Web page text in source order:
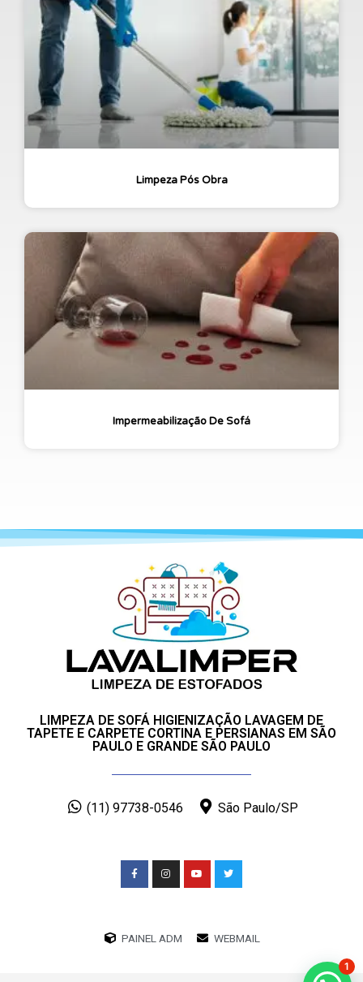
Limpeza Pós Obra
Impermeabilização De Sofá
LIMPEZA DE SOFÁ HIGIENIZAÇÃO LAVAGEM DE
TAPETE E CARPETE CORTINA E PERSIANAS EM SÃO
PAULO E GRANDE SÃO PAULO
(11) 97738-0546 São Paulo/SP
PAINEL ADM WEBMAIL
1